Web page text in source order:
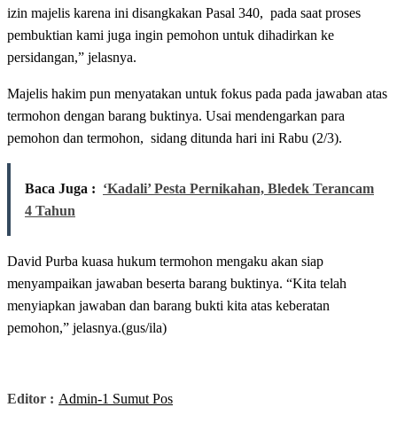
izin majelis karena ini disangkakan Pasal 340, pada saat proses
pembuktian kami juga ingin pemohon untuk dihadirkan ke
persidangan,” jelasnya.
Majelis hakim pun menyatakan untuk fokus pada pada jawaban atas
termohon dengan barang buktinya. Usai mendengarkan para
pemohon dan termohon, sidang ditunda hari ini Rabu (2/3).
Baca Juga : ‘Kadali’ Pesta Pernikahan, Bledek Terancam
4 Tahun
David Purba kuasa hukum termohon mengaku akan siap
menyampaikan jawaban beserta barang buktinya. “Kita telah
menyiapkan jawaban dan barang bukti kita atas keberatan
pemohon,” jelasnya.(gus/ila)
Editor : Admin-1 Sumut Pos